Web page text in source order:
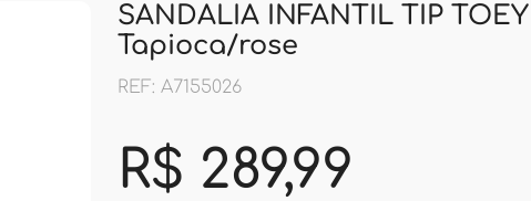
SANDALIA INFANTIL TIP
Tapioca/rose
REF: A7155026
R$ 289,99